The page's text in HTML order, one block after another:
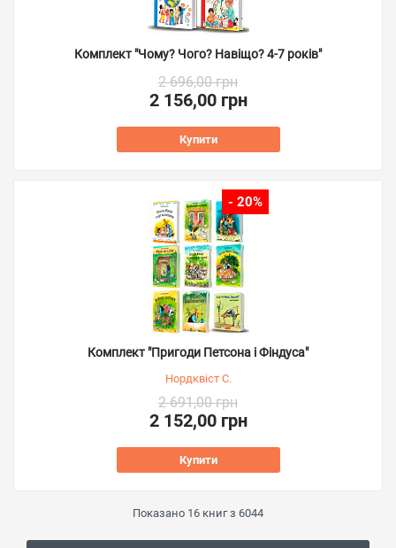
Комплект "Чому? Чого? Навіщо? 4-7 років"
2 696,00 грн
2 156,00 грн
Купити
- 20%
Комплект "Пригоди Петсона і Фіндуса"
Нордквіст С.
2 691,00 грн
2 152,00 грн
Купити
Показано 16 книг з 6044